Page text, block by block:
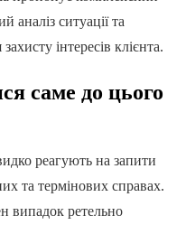
аналіз ситуації та
інтересів клієнта.
саме до цього
реагують на запити
та термінових справах.
випадок ретельно